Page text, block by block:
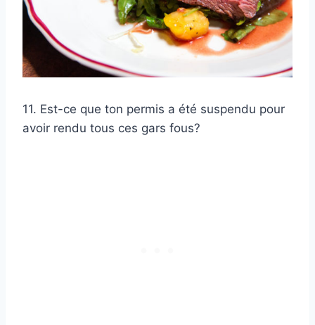
11. Est-ce que ton permis a été suspendu pour
avoir rendu tous ces gars fous?